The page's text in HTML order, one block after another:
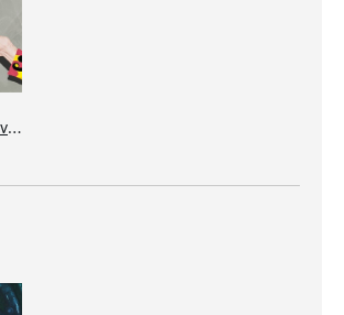
Granta #7: Service